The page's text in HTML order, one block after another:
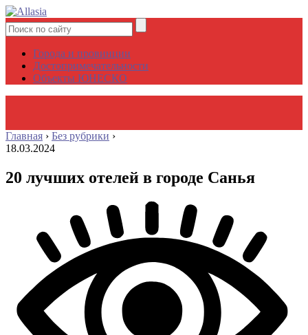
Города и провинции
Достопримечательности
Объекты ЮНЕСКО
Главная › Без рубрики ›
18.03.2024
20 лучших отелей в городе Санья